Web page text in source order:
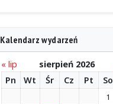
Kalendarz wydarzeń
« lip sierpień 2026
Pn
Wt Śr Cz Pt So
1